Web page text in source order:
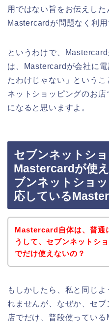
用ではない旨をお伝えした
Mastercardが問題なく利
というわけで、
は、Mastercardが会社に
たわけじゃない」という
ネットショッピングのお
になると思いますよ。
セブンネットシ
Mastercardが使
ブンネットショ
応している
Mastercard自体は、普通
うして、セブンネットシ
でだけ使えないの？
もしかしたら、私と同じ
れませんが、なぜか、セ
店でだけ、普段使ってい